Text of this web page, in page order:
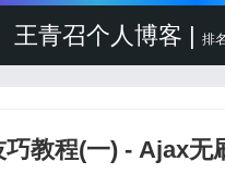
王青召个人博客 | 排
巧教程(一) - Ajax无